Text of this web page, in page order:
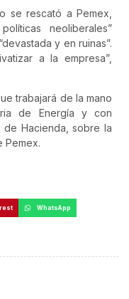
se rescató a Pemex,
neoliberales”
y en ruinas”.
a la empresa”,
trabajará de la mano
de Energía y con
de Hacienda, sobre la
Pemex.
WhatsApp